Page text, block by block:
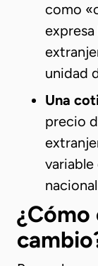
como
unidad
Una
precio
variable